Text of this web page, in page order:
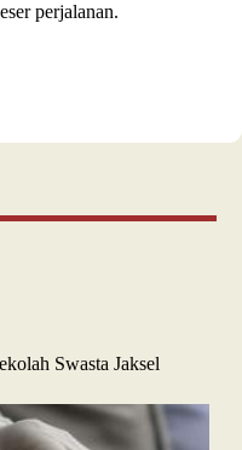
perjalanan.
Swasta Jaksel